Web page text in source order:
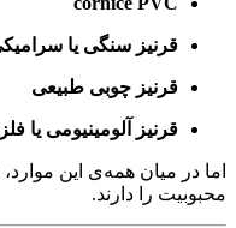
قرنیز سنگی یا
قرنیز چوبی طبیعی
قرنیز آلومینیومی یا
اما در میان همه‌ی این موارد،
محبوبیت را دارند.